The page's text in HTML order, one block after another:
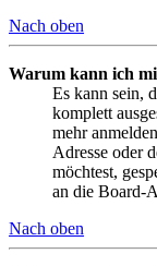
Nach oben
Warum kann ich
Es kann sein,
komplett
mehr
Adresse oder
möchtest,
an die Board-
Nach oben